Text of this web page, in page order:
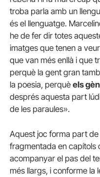
troba parla amb un
és el llenguatge.
he de fer dir totes
imatges que tenen a
que van més enllà i que
perquè la gent gran
la poesia, perquè els
després aquesta part
de les paraules».
Aquest joc forma part de
fragmentada en capítols
acompanyar el pas del
més llargs, i conforme la